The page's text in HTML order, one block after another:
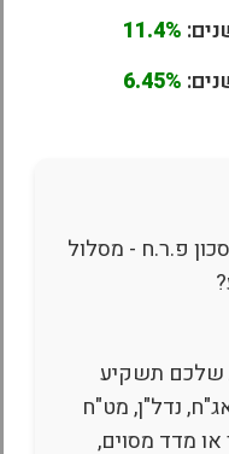
11.4%
6.45%
פ.ר.ח - מסלול
שלכם תשקיע
נדל"ן, מט"ח
מדד מסוים,